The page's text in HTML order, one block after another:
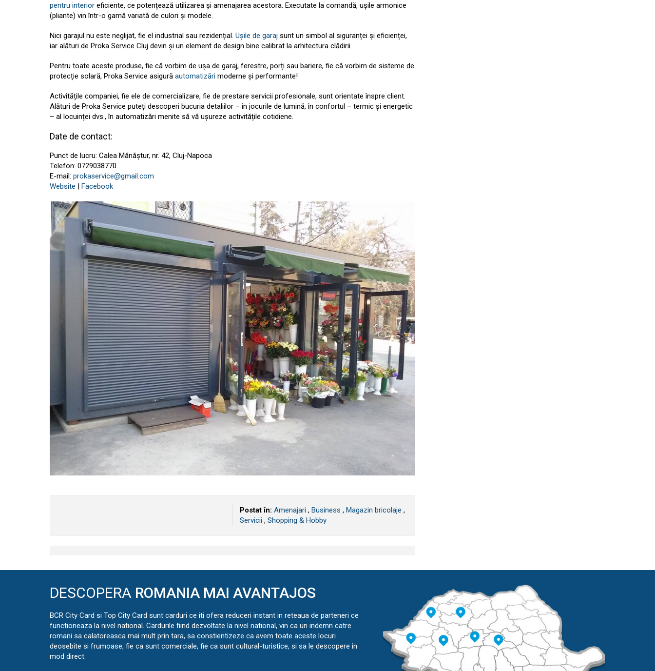
pentru interior eficiente, ce potențează utilizarea și amenajarea acestora. Executate la comandă, ușile armonice
(pliante) vin într-o gamă variată de culori și modele.
Nici garajul nu este neglijat, fie el industrial sau rezidențial. Ușile de garaj sunt un simbol al siguranței și eficienței,
iar alături de Proka Service Cluj devin și un element de design bine calibrat la arhitectura clădirii.
Pentru toate aceste produse, fie că vorbim de ușa de garaj, ferestre, porți sau bariere, fie că vorbim de sisteme de
protecție solară, Proka Service asigură automatizări moderne și performante!
Activitățile companiei, fie ele de comercializare, fie de prestare servicii profesionale, sunt orientate înspre client.
Alături de Proka Service puteți descoperi bucuria detaliilor – în jocurile de lumină, în confortul – termic și energetic
– al locuinței dvs., în automatizări menite să vă ușureze activitățile cotidiene.
Date de contact:
Punct de lucru: Calea Mănăștur, nr. 42, Cluj-Napoca
Telefon: 0729038770
E-mail: prokaservice@gmail.com
Website | Facebook
Postat în: Amenajari , Business , Magazin bricolaje ,
Servicii , Shopping & Hobby
DESCOPERA ROMANIA MAI AVANTAJOS
BCR City Card si Top City Card sunt carduri ce iti ofera reduceri instant in reteaua de parteneri ce
functioneaza la nivel national. Cardurile fiind dezvoltate la nivel national, vin ca un indemn catre
romani sa calatoreasca mai mult prin tara, sa constientizeze ca avem toate aceste locuri
deosebite si frumoase, fie ca sunt comerciale, fie ca sunt cultural-turistice, si sa le descopere in
mod direct.